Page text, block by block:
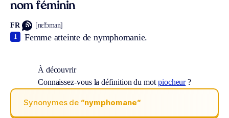
nom féminin
FR [nɛ̃fɔman]
Femme atteinte de nymphomanie.
1
À découvrir
Connaissez-vous la définition du mot piocheur?
Synonymes de “nymphomane“